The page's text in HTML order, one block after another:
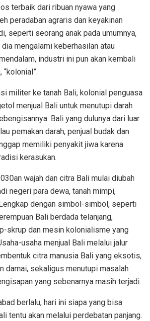
terbaik dari ribuan nyawa yang
peradaban agraris dan keyakinan
seperti seorang anak pada umumnya,
mengalami keberhasilan atau
industri ini pun akan kembali
“kolonial”.
militer ke tanah Bali, kolonial penguasa
menjual Bali untuk menutupi darah
Bali yang dulunya dari luar
pemakan darah, penjual budak dan
memiliki penyakit jiwa karena
kerasukan.
wajah dan citra Bali mulai diubah
negeri para dewa, tanah mimpi,
dengan simbol-simbol, seperti
Bali berdada telanjang,
skrup dan mesin kolonialisme yang
usaha menjual Bali melalui jalur
citra manusia Bali yang eksotis,
damai, sekaligus menutupi masalah
yang sebenarnya masih terjadi.
berlalu, hari ini siapa yang bisa
tentu akan melalui perdebatan panjang.